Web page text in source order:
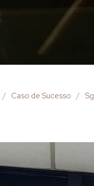
/ Caso de Sucesso /